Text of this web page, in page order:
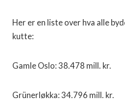
Her er en liste over hva alle
kutte:
Gamle Oslo: 38.478 mill. kr.
Grünerløkka: 34.796 mill. kr.